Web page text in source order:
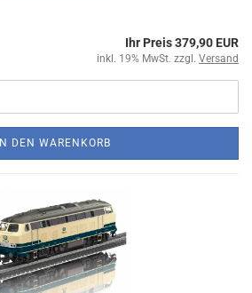
Ihr Preis 379,90 EUR
inkl. 19% MwSt. zzgl. Versand
IN DEN WARENKORB